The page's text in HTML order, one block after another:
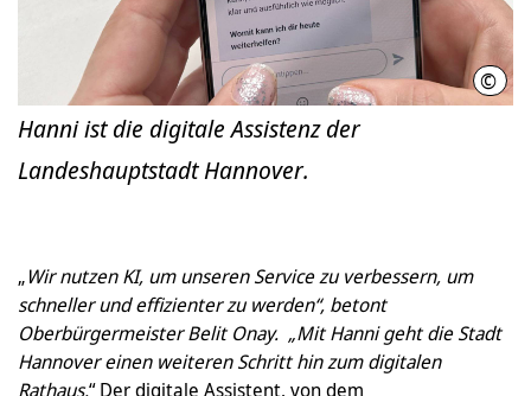
© LHH
Hanni ist die digitale Assistenz der
Landeshauptstadt Hannover.
„Wir nutzen KI, um unseren Service zu verbessern, um
schneller und effizienter zu werden“, betont
Oberbürgermeister Belit Onay. „Mit Hanni geht die Stadt
Hannover einen weiteren Schritt hin zum digitalen
Rathaus.“ Der digitale Assistent, von dem